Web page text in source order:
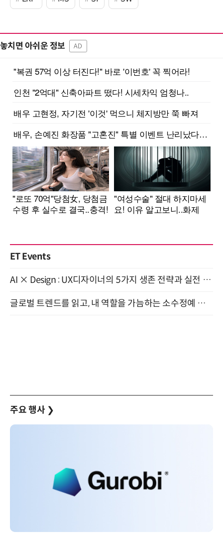
놓치면 아쉬운 정보 AD
ET Events
AI × Design : UX디자이너의 5가지 생존 전략과 실전 대응 8월 28일 개최
글로벌 트렌드를 읽고, 내 역할을 가늠하는 소수정예 실습 워크숍 (8/28)
주요 행사 ❯